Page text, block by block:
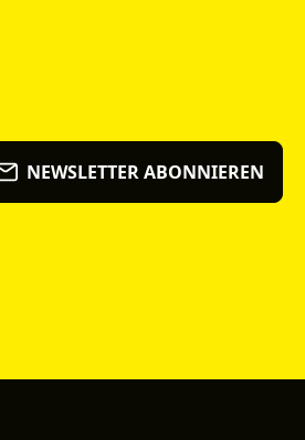
NEWSLETTER ABONNIEREN